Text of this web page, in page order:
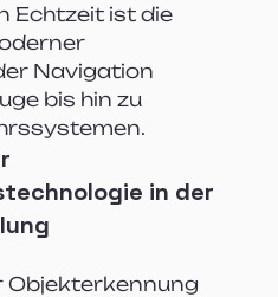
Echtzeit ist die
Navigation
bis hin zu
in der
Objekterkennung